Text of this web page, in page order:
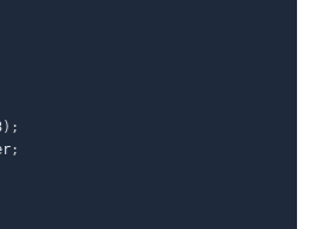
) ;
;